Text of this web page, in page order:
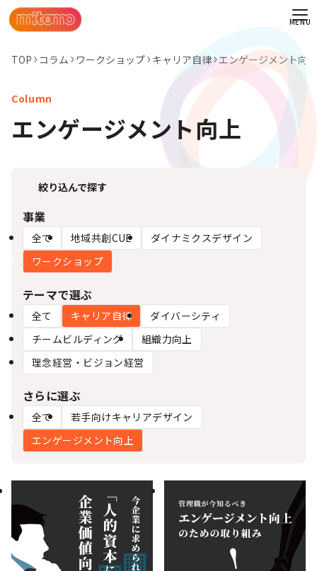
TOP コラム ワークショップ キャリア自律 エンゲージメント向上
エンゲージメント向上
絞り込んで探す
事業
全て 地域共創CUE
ダイナミクスデザイン
ワークショップ
テーマで選ぶ
全て キャリア自律
ダイバーシティ
チームビルディング
組織力向上
理念経営・ビジョン経営
さらに選ぶ
全て
若手向けキャリアデザイン
エンゲージメント向上